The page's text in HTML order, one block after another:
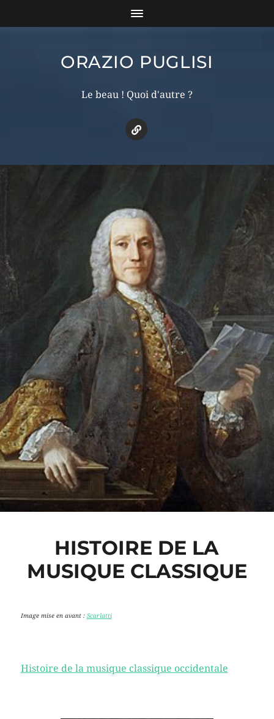
ORAZIO PUGLISI
Le beau ! Quoi d'autre ?
HISTOIRE DE LA
MUSIQUE CLASSIQUE
Image mise en avant : Scarlatti
Histoire de la musique classique occidentale